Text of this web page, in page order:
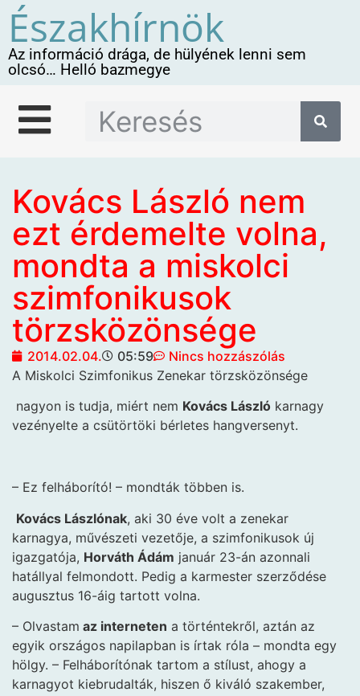
Északhírnök
Az információ drága, de hülyének lenni sem
olcsó… Helló bazmegye
Kovács László nem
ezt érdemelte volna,
mondta a miskolci
szimfonikusok
törzsközönsége
2014.02.04. 05:59
Nincs hozzászólás
A Miskolci Szimfonikus Zenekar törzsközönsége
nagyon is tudja, miért nem Kovács László karnagy
vezényelte a csütörtöki bérletes hangversenyt.
– Ez felháborító! – mondták többen is.
Kovács Lászlónak, aki 30 éve volt a zenekar
karnagya, művészeti vezetője, a szimfonikusok új
igazgatója, Horváth Ádám január 23-án azonnali
hatállyal felmondott. Pedig a karmester szerződése
augusztus 16-áig tartott volna.
– Olvastam az interneten a történtekről, aztán az
egyik országos napilapban is írtak róla – mondta egy
hölgy. – Felháborítónak tartom a stílust, ahogy a
karnagyot kiebrudalták, hiszen ő kiváló szakember,